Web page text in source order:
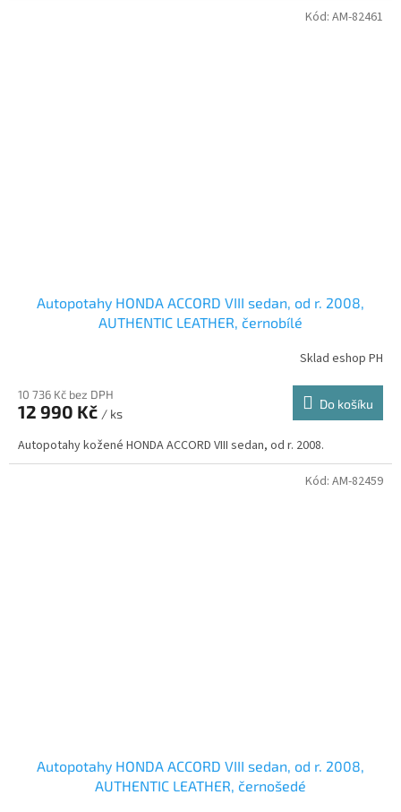
Autopotahy HONDA ACCORD VIII sedan, od r. 2008,
AUTHENTIC LEATHER, černobílé
Sklad eshop PH
10 736 Kč bez DPH
12 990 Kč / ks
Do košíku
Autopotahy kožené HONDA ACCORD VIII sedan, od r. 2008.
Kód: AM-82461
Autopotahy HONDA ACCORD VIII sedan, od r. 2008,
AUTHENTIC LEATHER, černošedé
Kód: AM-82459